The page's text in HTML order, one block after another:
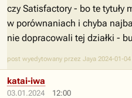
czy Satisfactory - bo te tytuły
w porównaniach i chyba
nie dopracowali tej działki -
post wyedytowany przez Jaya 2024-01-04
03.01.2024 12:00
katai-iwa